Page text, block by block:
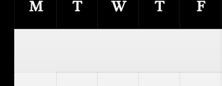
M T W T F